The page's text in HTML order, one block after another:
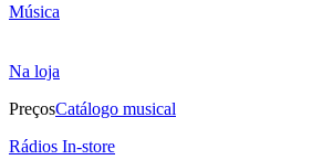
Música
Na loja
PreçosCatálogo musical
Rádios In-store